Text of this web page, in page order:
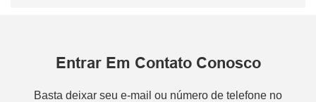
Entrar Em Contato Conosco
Basta deixar seu e-mail ou número de telefone no